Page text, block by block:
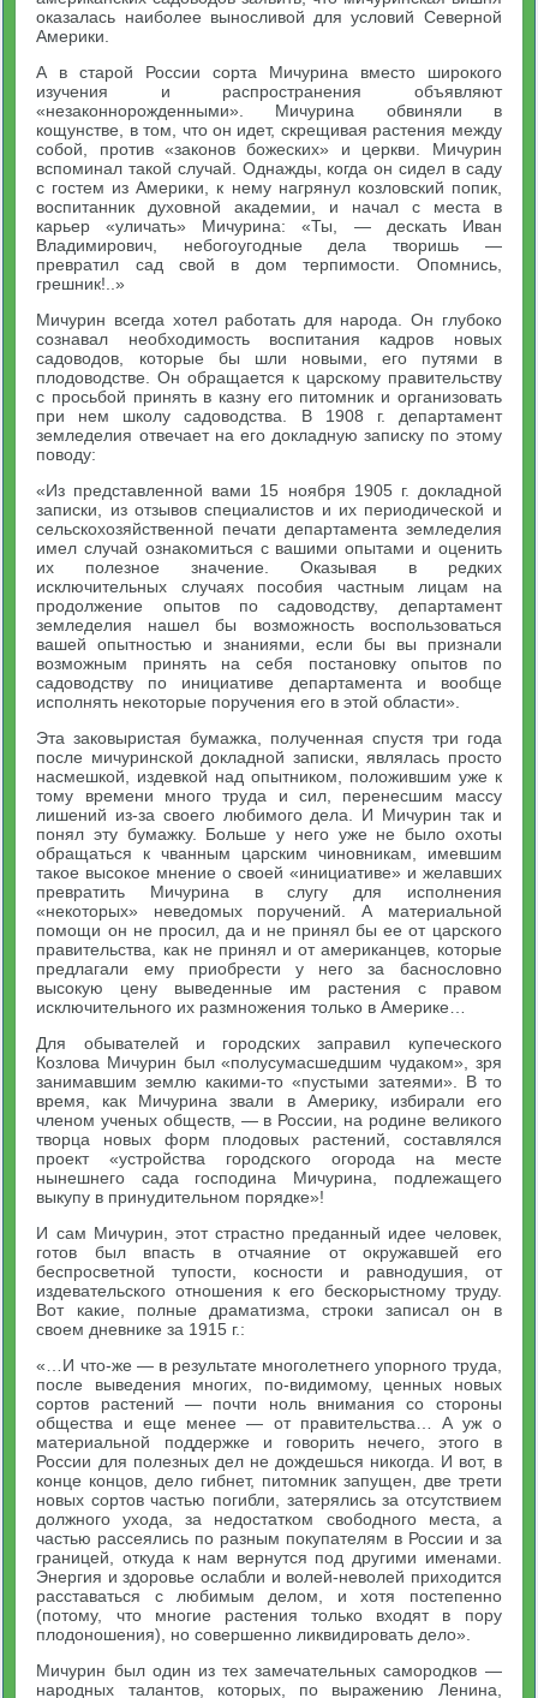
оказалась наиболее выносливой для условий Северной
Америки.
А в старой России сорта Мичурина вместо широкого
изучения и распространения объявляют
«незаконнорожденными». Мичурина обвиняли в
кощунстве, в том, что он идет, скрещивая растения между
собой, против «законов божеских» и церкви. Мичурин
вспоминал такой случай. Однажды, когда он сидел в саду
с гостем из Америки, к нему нагрянул козловский попик,
воспитанник духовной академии, и начал с места в
карьер «уличать» Мичурина: «Ты, — дескать Иван
Владимирович, небогоугодные дела творишь —
превратил сад свой в дом терпимости. Опомнись,
грешник!..»
Мичурин всегда хотел работать для народа. Он глубоко
сознавал необходимость воспитания кадров новых
садоводов, которые бы шли новыми, его путями в
плодоводстве. Он обращается к царскому правительству
с просьбой принять в казну его питомник и организовать
при нем школу садоводства. В 1908 г. департамент
земледелия отвечает на его докладную записку по этому
поводу:
«Из представленной вами 15 ноября 1905 г. докладной
записки, из отзывов специалистов и их периодической и
сельскохозяйственной печати департамента земледелия
имел случай ознакомиться с вашими опытами и оценить
их полезное значение. Оказывая в редких
исключительных случаях пособия частным лицам на
продолжение опытов по садоводству, департамент
земледелия нашел бы возможность воспользоваться
вашей опытностью и знаниями, если бы вы признали
возможным принять на себя постановку опытов по
садоводству по инициативе департамента и вообще
исполнять некоторые поручения его в этой области».
Эта заковыристая бумажка, полученная спустя три года
после мичуринской докладной записки, являлась просто
насмешкой, издевкой над опытником, положившим уже к
тому времени много труда и сил, перенесшим массу
лишений из-за своего любимого дела. И Мичурин так и
понял эту бумажку. Больше у него уже не было охоты
обращаться к чванным царским чиновникам, имевшим
такое высокое мнение о своей «инициативе» и желавших
превратить Мичурина в слугу для исполнения
«некоторых» неведомых поручений. А материальной
помощи он не просил, да и не принял бы ее от царского
правительства, как не принял и от американцев, которые
предлагали ему приобрести у него за баснословно
высокую цену выведенные им растения с правом
исключительного их размножения только в Америке…
Для обывателей и городских заправил купеческого
Козлова Мичурин был «полусумасшедшим чудаком», зря
занимавшим землю какими-то «пустыми затеями». В то
время, как Мичурина звали в Америку, избирали его
членом ученых обществ, — в России, на родине великого
творца новых форм плодовых растений, составлялся
проект «устройства городского огорода на месте
нынешнего сада господина Мичурина, подлежащего
выкупу в принудительном порядке»!
И сам Мичурин, этот страстно преданный идее человек,
готов был впасть в отчаяние от окружавшей его
беспросветной тупости, косности и равнодушия, от
издевательского отношения к его бескорыстному труду.
Вот какие, полные драматизма, строки записал он в
своем дневнике за 1915 г.:
«…И что-же — в результате многолетнего упорного труда,
после выведения многих, по-видимому, ценных новых
сортов растений — почти ноль внимания со стороны
общества и еще менее — от правительства… А уж о
материальной поддержке и говорить нечего, этого в
России для полезных дел не дождешься никогда. И вот, в
конце концов, дело гибнет, питомник запущен, две трети
новых сортов частью погибли, затерялись за отсутствием
должного ухода, за недостатком свободного места, а
частью рассеялись по разным покупателям в России и за
границей, откуда к нам вернутся под другими именами.
Энергия и здоровье ослабли и волей-неволей приходится
расставаться с любимым делом, и хотя постепенно
(потому, что многие растения только входят в пору
плодоношения), но совершенно ликвидировать дело».
Мичурин был один из тех замечательных самородков —
народных талантов, которых, по выражению Ленина,